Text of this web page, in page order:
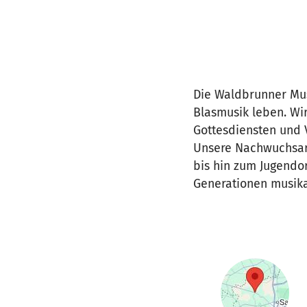
Die Waldbrunner
Blasmusik leben.
Gottesdiensten und
Unsere
bis hin zum
Generationen